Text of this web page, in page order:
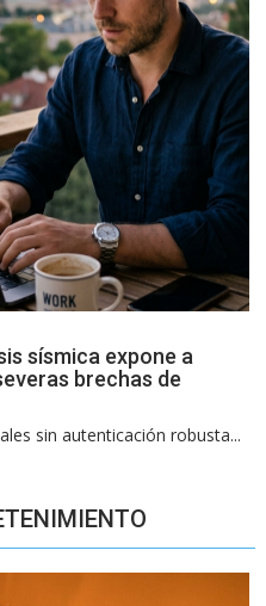
sísmica expone a
brechas de
sin autenticación robusta...